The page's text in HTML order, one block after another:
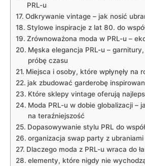
PRL-u
Odkrywanie vintage – jak nosić
Stylowe inspiracje z lat 80. do
Zrównoważona moda w PRL-u –
Męska elegancja PRL-u –
próbę czasu
Miejsca i osoby, które wpłynęły na
jak zbudować garderobę
Które sklepy vintage oferują
Moda PRL-u w dobie globalizacji –
na teraźniejszość
Dopasowywanie stylu PRL do
organizacja swap party z ubraniami
Dlaczego moda z PRL-u wraca do
elementy, które nigdy nie